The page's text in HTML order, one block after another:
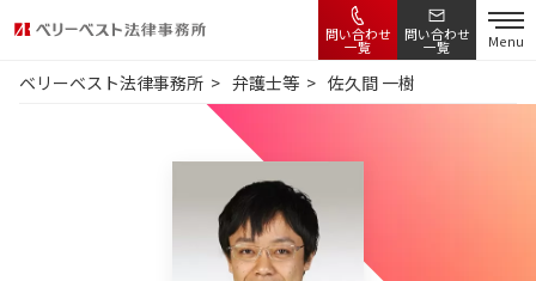
問い合わせ
一覧
問い合わせ
一覧 Menu
ベリーベスト法律事務所 弁護士等 佐久間 一樹